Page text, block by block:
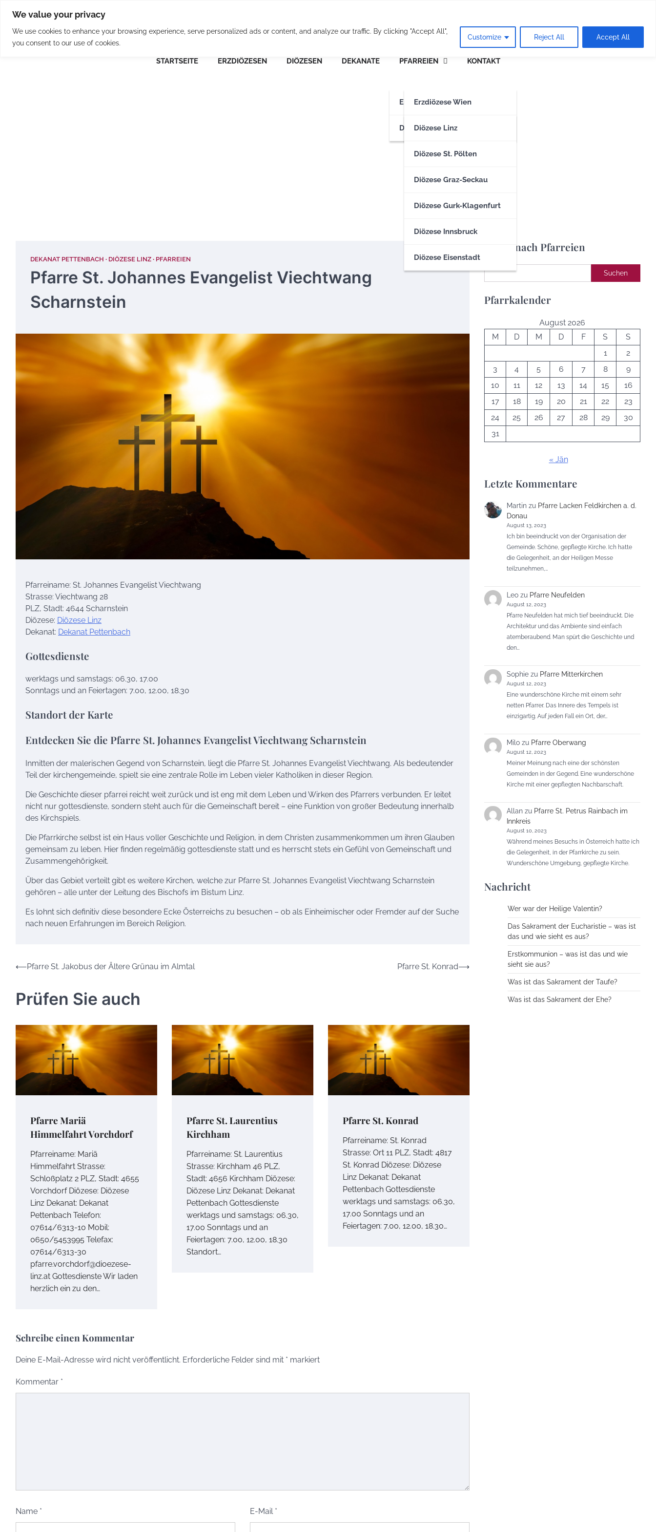
We value your privacy
We use cookies to enhance your browsing experience, serve personalized ads or content, and analyze our traffic. By clicking "Accept All",
you consent to our use of cookies.
Customize Reject All Accept All
content
Osterreichische Pfarreie
STARTSEITE ERZDIÖZESEN DIÖZESEN DEKANATE PFARREIEN
Erzdiözesen
Erzdiözese Wien
Erzdiözese Salzburg
DiözesenDiözese Linz
Diözese St. Pölten
Diözese Graz-Seckau
Diözese Gurk-Klagenfurt
Diözese Innsbruck
Diözese Eisenstadt
KONTAKT
DEKANAT PETTENBACH DIÖZESE LINZ PFARREIEN
Pfarre St. Johannes Evangelist Viechtwang
Scharnstein
Pfarreiname: St. Johannes Evangelist Viechtwang
Strasse: Viechtwang 28
PLZ, Stadt: 4644 Scharnstein
Diözese: Diözese Linz
Dekanat: Dekanat Pettenbach
Gottesdienste
werktags und samstags: 06.30, 17.00
Sonntags und an Feiertagen: 7.00, 12.00, 18.30
Standort der Karte
Entdecken Sie die Pfarre St. Johannes Evangelist Viechtwang Scharnstein
Inmitten der malerischen Gegend von Scharnstein, liegt die Pfarre St. Johannes Evangelist Viechtwang. Als bedeutender
Teil der kirchengemeinde, spielt sie eine zentrale Rolle im Leben vieler Katholiken in dieser Region.
Die Geschichte dieser pfarrei reicht weit zurück und ist eng mit dem Leben und Wirken des Pfarrers verbunden. Er leitet
nicht nur gottesdienste, sondern steht auch für die Gemeinschaft bereit – eine Funktion von großer Bedeutung innerhalb
des Kirchspiels.
Die Pfarrkirche selbst ist ein Haus voller Geschichte und Religion, in dem Christen zusammenkommen um ihren Glauben
gemeinsam zu leben. Hier finden regelmäßig gottesdienste statt und es herrscht stets ein Gefühl von Gemeinschaft und
Zusammengehörigkeit.
Über das Gebiet verteilt gibt es weitere Kirchen, welche zur Pfarre St. Johannes Evangelist Viechtwang Scharnstein
gehören – alle unter der Leitung des Bischofs im Bistum Linz.
Es lohnt sich definitiv diese besondere Ecke Österreichs zu besuchen – ob als Einheimischer oder Fremder auf der Suche
nach neuen Erfahrungen im Bereich Religion.
Beitrags-
⟵Pfarre St. Jakobus der Ältere Grünau im Almtal Pfarre St. Konrad⟶
Prüfen Sie auch
Pfarre Mariä
Himmelfahrt Vorchdorf
Pfarreiname: Mariä
Himmelfahrt Strasse:
Schloßplatz 2 PLZ, Stadt: 4655
Vorchdorf Diözese: Diözese
Linz Dekanat: Dekanat
Pettenbach Telefon:
07614/6313-10 Mobil:
0650/5453995 Telefax:
07614/6313-30
pfarre.vorchdorf@dioezese-
linz.at Gottesdienste Wir laden
herzlich ein zu den…
Pfarre St. Laurentius
Kirchham
Pfarreiname: St. Laurentius
Strasse: Kirchham 46 PLZ,
Stadt: 4656 Kirchham Diözese:
Diözese Linz Dekanat: Dekanat
Pettenbach Gottesdienste
werktags und samstags: 06.30,
17.00 Sonntags und an
Feiertagen: 7.00, 12.00, 18.30
Standort…
Pfarre St. Konrad
Pfarreiname: St. Konrad
Strasse: Ort 11 PLZ, Stadt: 4817
St. Konrad Diözese: Diözese
Linz Dekanat: Dekanat
Pettenbach Gottesdienste
werktags und samstags: 06.30,
17.00 Sonntags und an
Feiertagen: 7.00, 12.00, 18.30…
Schreibe einen Kommentar
Deine E-Mail-Adresse wird nicht veröffentlicht. Erforderliche Felder sind mit * markiert
Kommentar *
Name * E-Mail *
Suche nach Pfarreien
Suchen Suchen
Pfarrkalender
August 2026
M
D M D F S
S
1
2
3
4 5 6 7 8
9
10
11 12 13 14 15
16
17
18 19 20 21 22
23
24
25 26 27 28 29
30
31
« Jän
Letzte Kommentare
Martin zu Pfarre Lacken Feldkirchen a. d.
Donau
August 13, 2023
Ich bin beeindruckt von der Organisation der
Gemeinde. Schöne, gepflegte Kirche. Ich hatte
die Gelegenheit, an der Heiligen Messe
teilzunehmen,…
Leo zu Pfarre Neufelden
August 12, 2023
Pfarre Neufelden hat mich tief beeindruckt. Die
Architektur und das Ambiente sind einfach
atemberaubend. Man spürt die Geschichte und
den…
Sophie zu Pfarre Mitterkirchen
August 12, 2023
Eine wunderschöne Kirche mit einem sehr
netten Pfarrer. Das Innere des Tempels ist
einzigartig. Auf jeden Fall ein Ort, der…
Milo zu Pfarre Oberwang
August 12, 2023
Meiner Meinung nach eine der schönsten
Gemeinden in der Gegend. Eine wunderschöne
Kirche mit einer gepflegten Nachbarschaft.
Allan zu Pfarre St. Petrus Rainbach im
Innkreis
August 10, 2023
Während meines Besuchs in Österreich hatte ich
die Gelegenheit, in der Pfarrkirche zu sein.
Wunderschöne Umgebung, gepflegte Kirche.
Nachricht
Wer war der Heilige Valentin?
Das Sakrament der Eucharistie – was ist
das und wie sieht es aus?
Erstkommunion – was ist das und wie
sieht sie aus?
Was ist das Sakrament der Taufe?
Was ist das Sakrament der Ehe?